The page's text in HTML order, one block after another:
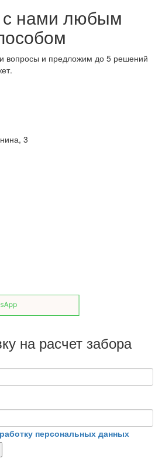
с нами любым
вопросы и предложим до 5 решений
3
на расчет забора
персональных данных